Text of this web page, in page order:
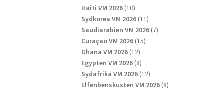
Haiti VM 2026 1010
produkter
Sydkorea VM 2026 1111
produkter
Saudiarabien VM 2026 77
Curaçao VM 2026 1515
Ghana VM 2026 1212
produkter
Egypten VM 2026 88
produkter
Sydafrika VM 2026 1212
produkter
Elfenbenskusten VM 2026 88